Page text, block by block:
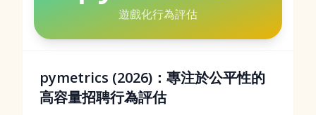
遊戲化行為評估
pymetrics (2026)：專注於公平性的
高容量招聘行為評估